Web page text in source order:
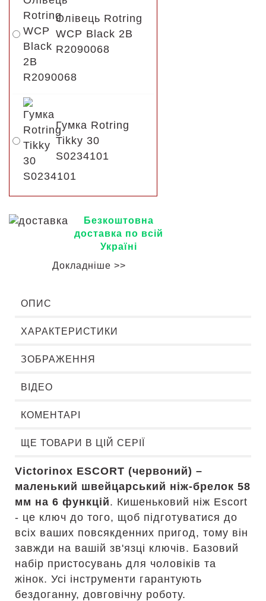
Олівець Rotring
WCP Black 2B
R2090068
Гумка Rotring
Tikky 30
S0234101
Безкоштовна
доставка по всій
Україні
Докладніше >>
ОПИС
ХАРАКТЕРИСТИКИ
ЗОБРАЖЕННЯ
ВІДЕО
КОМЕНТАРІ
ЩЕ ТОВАРИ В ЦІЙ СЕРІЇ
Victorinox ESCORT (червоний) –
маленький швейцарський ніж-брелок 58
мм на 6 функцій. Кишеньковий ніж Escort
- це ключ до того, щоб підготуватися до
всіх ваших повсякденних пригод, тому він
завжди на вашій зв'язці ключів. Базовий
набір пристосувань для чоловіків та
жінок. Усі інструменти гарантують
бездоганну, довговічну роботу.